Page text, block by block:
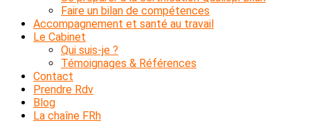
Faire un bilan de compétences
Accompagnement et santé au travail
Le Cabinet
Qui suis-je ?
Témoignages & Références
Contact
Prendre Rdv
Blog
La chaîne FRh